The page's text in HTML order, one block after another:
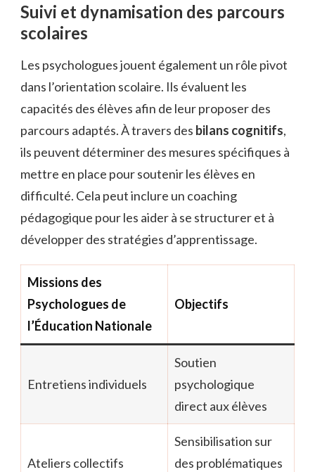
Suivi et dynamisation des parcours
scolaires
Les psychologues jouent également un rôle pivot
dans l’orientation scolaire. Ils évaluent les
capacités des élèves afin de leur proposer des
parcours adaptés. À travers des bilans cognitifs,
ils peuvent déterminer des mesures spécifiques à
mettre en place pour soutenir les élèves en
difficulté. Cela peut inclure un coaching
pédagogique pour les aider à se structurer et à
développer des stratégies d’apprentissage.
Missions des
Psychologues de
l’Éducation Nationale
Objectifs
Entretiens individuels
Soutien
psychologique
direct aux élèves
Ateliers collectifs
Sensibilisation sur
des problématiques